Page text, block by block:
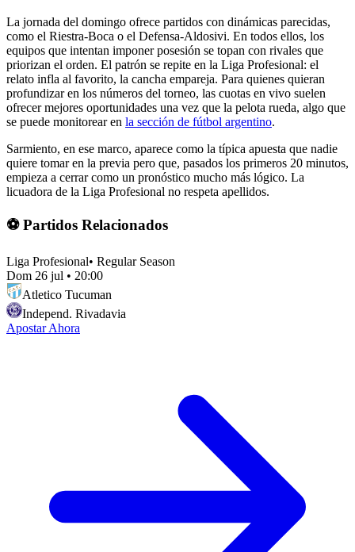
La jornada del domingo ofrece partidos con dinámicas parecidas,
como el Riestra-Boca o el Defensa-Aldosivi. En todos ellos, los
equipos que intentan imponer posesión se topan con rivales que
priorizan el orden. El patrón se repite en la Liga Profesional: el
relato infla al favorito, la cancha empareja. Para quienes quieran
profundizar en los números del torneo, las cuotas en vivo suelen
ofrecer mejores oportunidades una vez que la pelota rueda, algo que
se puede monitorear en la sección de fútbol argentino.
Sarmiento, en ese marco, aparece como la típica apuesta que nadie
quiere tomar en la previa pero que, pasados los primeros 20 minutos,
empieza a cerrar como un pronóstico mucho más lógico. La
licuadora de la Liga Profesional no respeta apellidos.
⚽ Partidos Relacionados
Liga Profesional• Regular Season
Dom 26 jul • 20:00
Atletico Tucuman
Independ. Rivadavia
Apostar Ahora